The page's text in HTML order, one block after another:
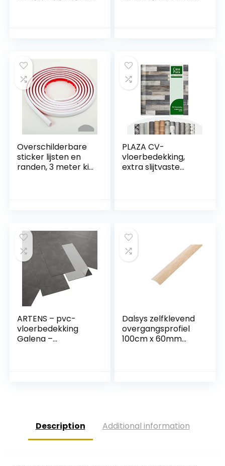
lussenvloer,
antistatisch met
bitumen rug,
(antraciet)
Overschilderbare
sticker lijsten en
randen, 3 meter kit
PLAZA CV-
vloerbedekking,
extra slijtvaste
Cuban Oak Mix
967M (200 x 300
cm)
ARTENS – pvc-
vloerbedekking
Galena –
Dalsys zelfklevend
overgangsprofiel
100cm x 60mm
Description Additional information